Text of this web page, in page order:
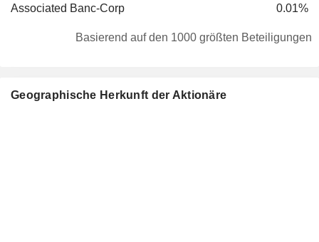
Associated Banc-Corp
0.01%
Basierend auf den 1000 größten Beteiligungen
Geographische Herkunft der Aktionäre